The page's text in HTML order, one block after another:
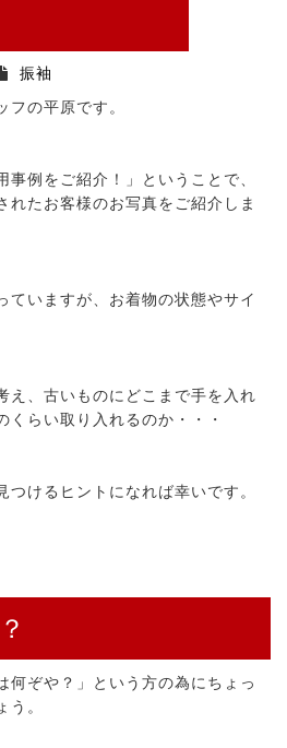
振袖
フの平原です。
例をご紹介！」ということで、
れたお客様のお写真をご紹介しま
ていますが、お着物の状態やサイ
え、古いものにどこまで手を入れ
くらい取り入れるのか・・・
つけるヒントになれば幸いです。
何ぞや？」という方の為にちょっ
う。